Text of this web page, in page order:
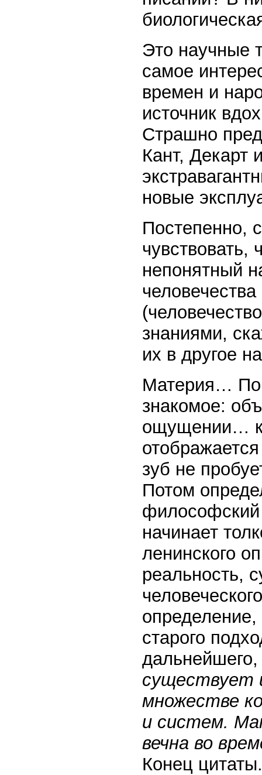
Это научные
самое
времен и
источник
Страшно
Кант, Декарт
новые
Постепенно,
чувствовать,
непонятный
знаниями,
их в другое
Материя…
знакомое:
ощущении…
зуб не
Потом
философский
начинает
ленинского
реальность,
старого
дальнейшего,
существует
множестве
и систем.
вечна во
Конец цитаты.